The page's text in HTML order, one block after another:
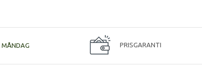
MÅNDAG PRISGARANTI